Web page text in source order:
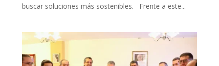
buscar soluciones más sostenibles. Frente a este...